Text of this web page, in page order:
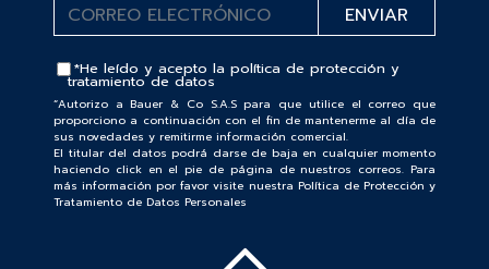
*He leído y acepto la política de protección y
tratamiento de datos
“Autorizo a Bauer & Co S.A.S para que utilice el correo que
proporciono a continuación con el fin de mantenerme al día de
sus novedades y remitirme información comercial.
El titular del datos podrá darse de baja en cualquier momento
haciendo click en el pie de página de nuestros correos. Para
más información por favor visite nuestra Política de Protección y
Tratamiento de Datos Personales